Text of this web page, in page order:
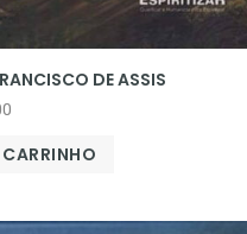
DE ASSIS